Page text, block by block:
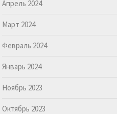
Апрель 2024
Март 2024
Февраль 2024
Январь 2024
Ноябрь 2023
Октябрь 2023